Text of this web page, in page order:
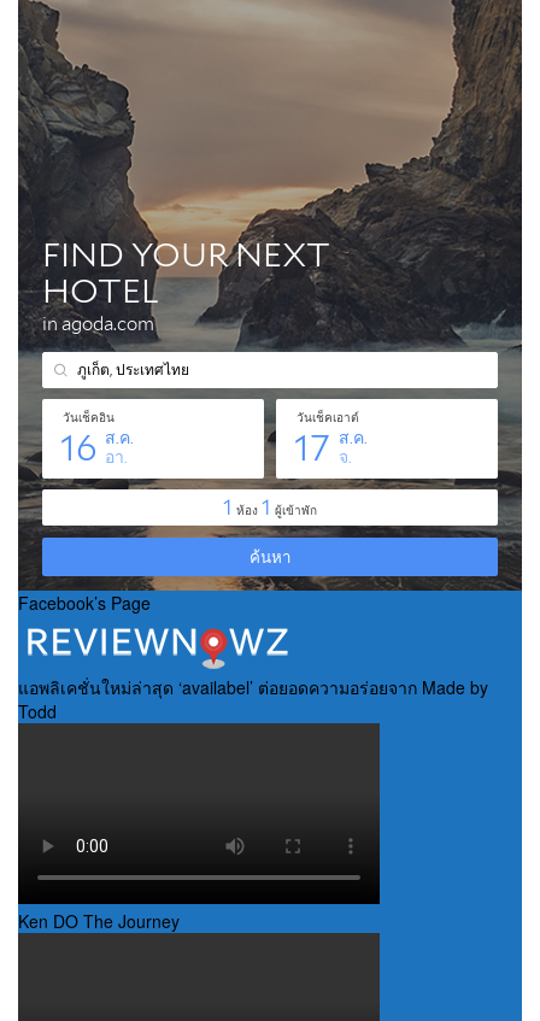
Facebook’s Page
แอพลิเคชั่นใหม่ล่าสุด ‘availabel’ ต่อยอดความอร่อยจาก Made by
Todd
Ken DO The Journey